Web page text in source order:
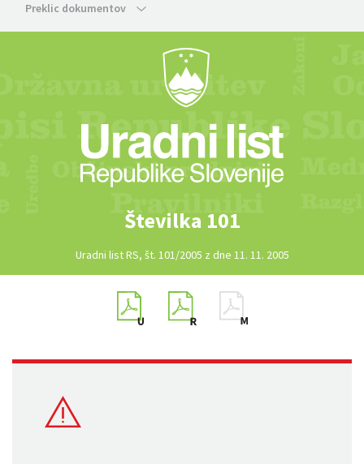
Preklic dokumentov
Številka 101
Uradni list RS, št. 101/2005 z dne 11. 11. 2005